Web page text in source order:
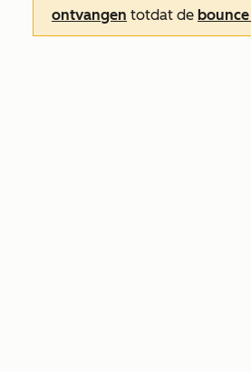
ontvangen totdat de